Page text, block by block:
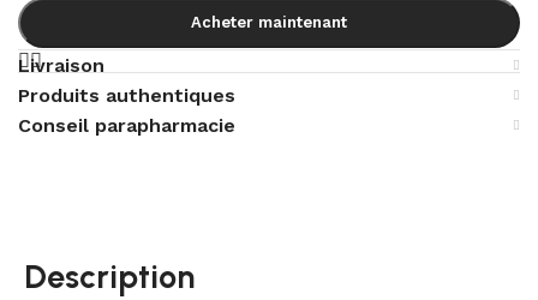
Acheter maintenant
Livraison
Produits authentiques
Conseil parapharmacie
Description